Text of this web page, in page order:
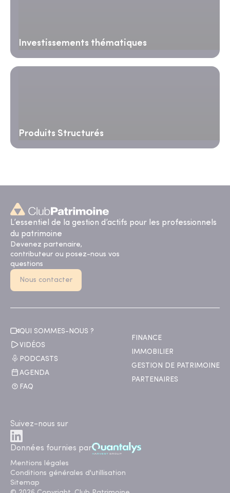
Investissements thématiques
Produits Structurés
L’essentiel de la gestion d’actifs pour les professionnels
du patrimoine
Devenez partenaire,
contributeur ou posez-nous vos
questions
Nous contacter
QUI SOMMES-NOUS ?
VIDÉOS
PODCASTS
AGENDA
FAQ
FINANCE
IMMOBILIER
GESTION DE PATRIMOINE
PARTENAIRES
Suivez-nous sur
Données fournies par
Mentions légales
Conditions générales d'utillisation
Sitemap